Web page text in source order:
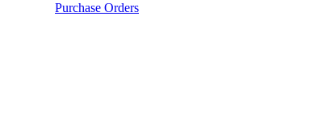
Purchase Orders